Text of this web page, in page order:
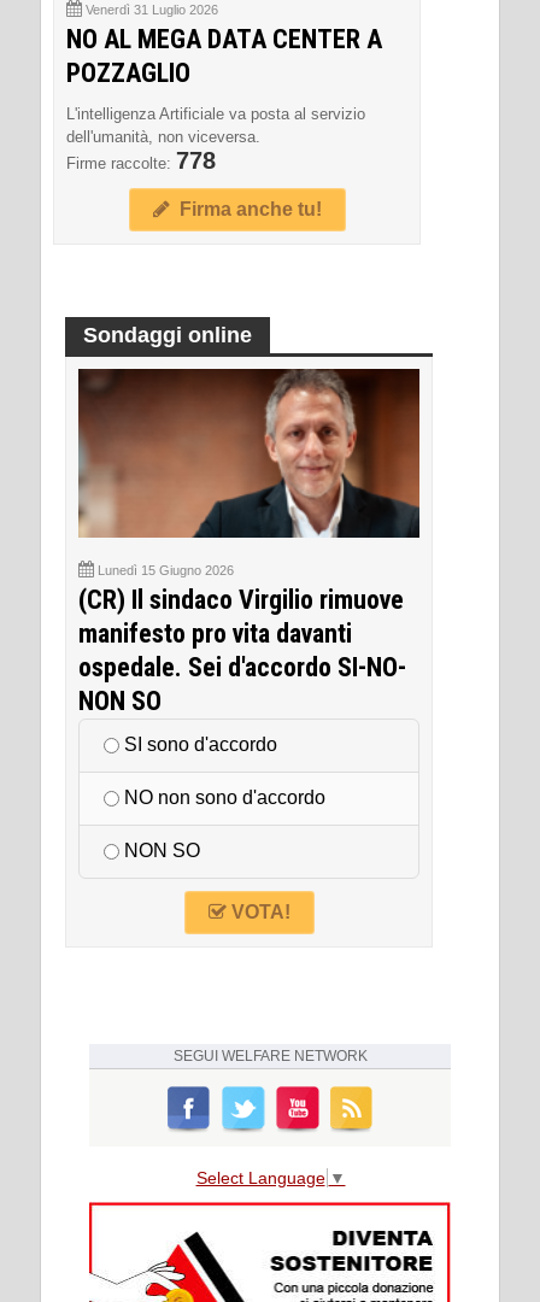
Venerdì 31 Luglio 2026
NO AL MEGA DATA CENTER A
POZZAGLIO
L'intelligenza Artificiale va posta al servizio
dell'umanità, non viceversa.
Firme raccolte: 778
Firma anche tu!
Sondaggi online
Lunedì 15 Giugno 2026
(CR) Il sindaco Virgilio rimuove
manifesto pro vita davanti
ospedale. Sei d'accordo SI-NO-
NON SO
SI sono d'accordo
NO non sono d'accordo
NON SO
VOTA!
SEGUI WELFARE NETWORK
Select Language ▼